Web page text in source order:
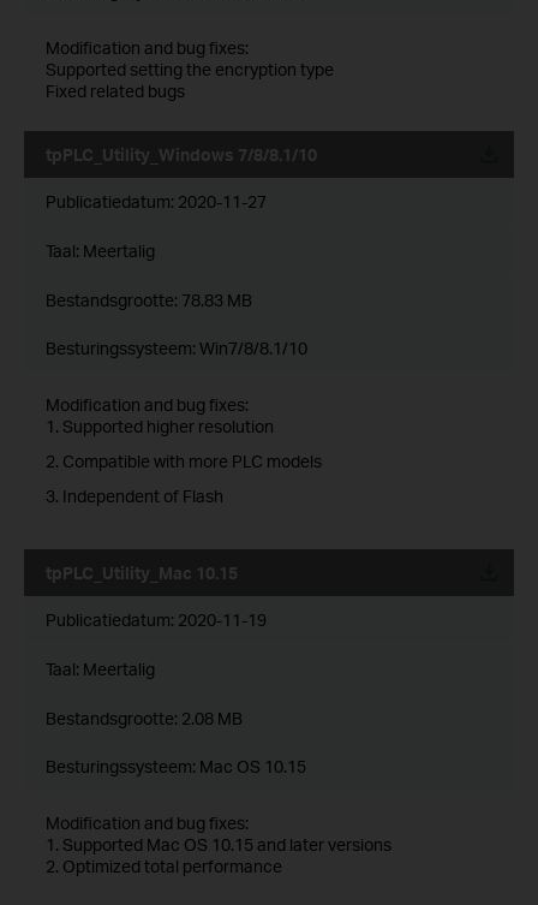
Modification and bug fixes:
Supported setting the encryption type
Fixed related bugs
tpPLC_Utility_Windows 7/8/8.1/10
Publicatiedatum: 2020-11-27
Taal: Meertalig
Bestandsgrootte: 78.83 MB
Besturingssysteem: Win7/8/8.1/10
Modification and bug fixes:
1. Supported higher resolution
2. Compatible with more PLC models
3. Independent of Flash
tpPLC_Utility_Mac 10.15
Publicatiedatum: 2020-11-19
Taal: Meertalig
Bestandsgrootte: 2.08 MB
Besturingssysteem: Mac OS 10.15
Modification and bug fixes:
1. Supported Mac OS 10.15 and later versions
2. Optimized total performance